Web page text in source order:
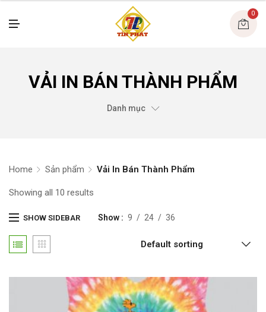
0
VẢI IN BÁN THÀNH PHẨM
Danh mục
Home Sản phẩm Vải In Bán Thành Phẩm
Showing all 10 results
SHOW SIDEBAR Show 9 24 36
Default sorting